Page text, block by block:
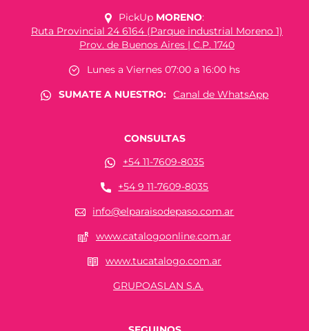
PickUp MORENO:
Ruta Provincial 24 6164 (Parque industrial Moreno 1)
Prov. de Buenos Aires | C.P. 1740
Lunes a Viernes 07:00 a 16:00 hs
SUMATE A NUESTRO:
Canal de WhatsApp
CONSULTAS
+54 11-7609-8035
+54 9 11-7609-8035
info@elparaisodepaso.com.ar
www.catalogoonline.com.ar
www.tucatalogo.com.ar
GRUPOASLAN S.A.